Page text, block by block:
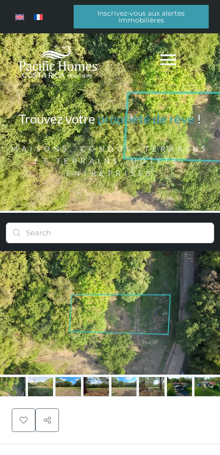
Inscrivez-vous aux alertes
immobilières
Trouvez votrepropriété de rêve!
MAISONS, CONDOS, TERRAINS
ET TERRAINS, HÔTELS,
ENTREPRISES